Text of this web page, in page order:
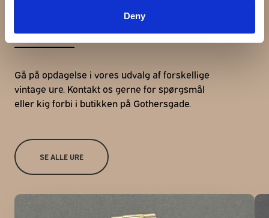
Deny
Udforsk andre ure
Gå på opdagelse i vores udvalg af forskellige
vintage ure. Kontakt os gerne for spørgsmål
eller kig forbi i butikken på Gothersgade.
SE ALLE URE